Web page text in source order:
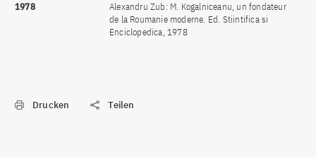
1978
Alexandru Zub: M. Kogalniceanu, un fondateur
de la Roumanie moderne. Ed. Stiintifica si
Enciclopedica, 1978
Drucken Teilen